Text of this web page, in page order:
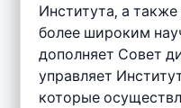
Института, а
более широким
дополняет Совет
управляет
которые